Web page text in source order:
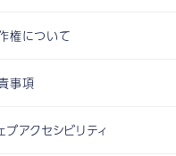
権について
事項
ブアクセシビリティ